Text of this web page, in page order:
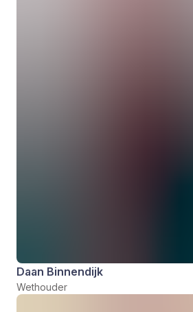
Daan Binnendijk
Wethouder